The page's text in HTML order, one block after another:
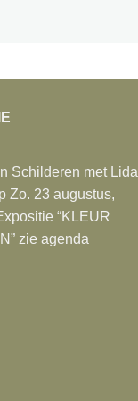
Schilderen met Lida
Zo. 23 augustus,
“KLEUR
zie agenda